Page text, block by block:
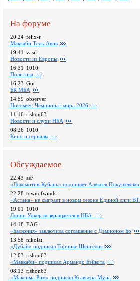
На форуме
20:24 felix-r
Маккаби Тель-Авив
19:41 vasil
Новости из Европы
16:31
1010
Политика
16:23 Got
БК МБА
14:59 observer
Ногомяч: Чемпионат мира 2026
11:16 rishon63
Новости и слухи НБА
08:26 1010
Кино и сериалы
Обсуждаемое
22:43 as7
«Локомотив-Кубань» подпишет Алексея
22:28 townofwinds
«Астана» не сыграет в новом сезоне Единой лиги
19:01
1010
Лонни Уокер возвращается в НБА
14:18 EAG
«Баскония» заключила соглашение с Дэмионом Бо
13:58 nikolat
«Дубай» подписал Торнике Шенгелия
12:03 rishon63
«Маккаби» подписал Армандо Бэйкота
08:13 rishon63
«Максима Рим» подписал Ксавьера Муна